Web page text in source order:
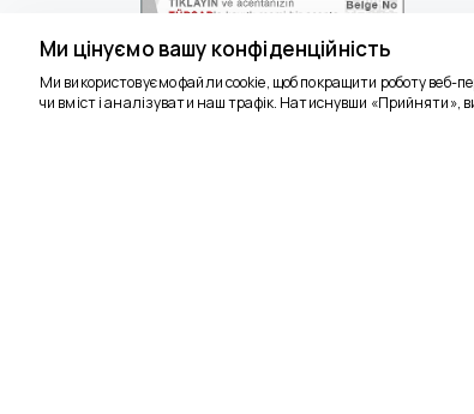
Crossroads Travel - 3716
Türkmen, Turgut Özal Blv. Dragon Apt.
Ми цінуємо вашу конфіденційність
Ми використовуємо файли cookie, щоб покращити роботу веб-
чи вміст і аналізувати наш трафік. Натиснувши «Прийняти»,